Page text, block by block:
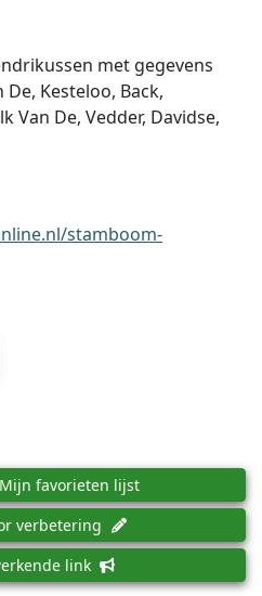
met gegevens
Kesteloo, Back,
Van De, Vedder, Davidse,
stamboom-
favorieten lijst
verbetering
link